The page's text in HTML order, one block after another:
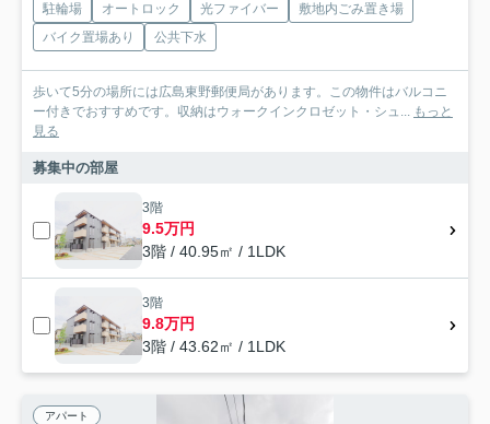
駐輪場 オートロック 光ファイバー
敷地内ごみ置き場
バイク置場あり
公共下水
歩いて5分の場所には広島東野郵便局があります。この物件はバルコニ
ー付きでおすすめです。収納はウォークインクロゼット・シュ... もっと
見る
募集中の部屋
3階
9.5万円
3階 / 40.95㎡ / 1LDK
3階
9.8万円
3階 / 43.62㎡ / 1LDK
アパート